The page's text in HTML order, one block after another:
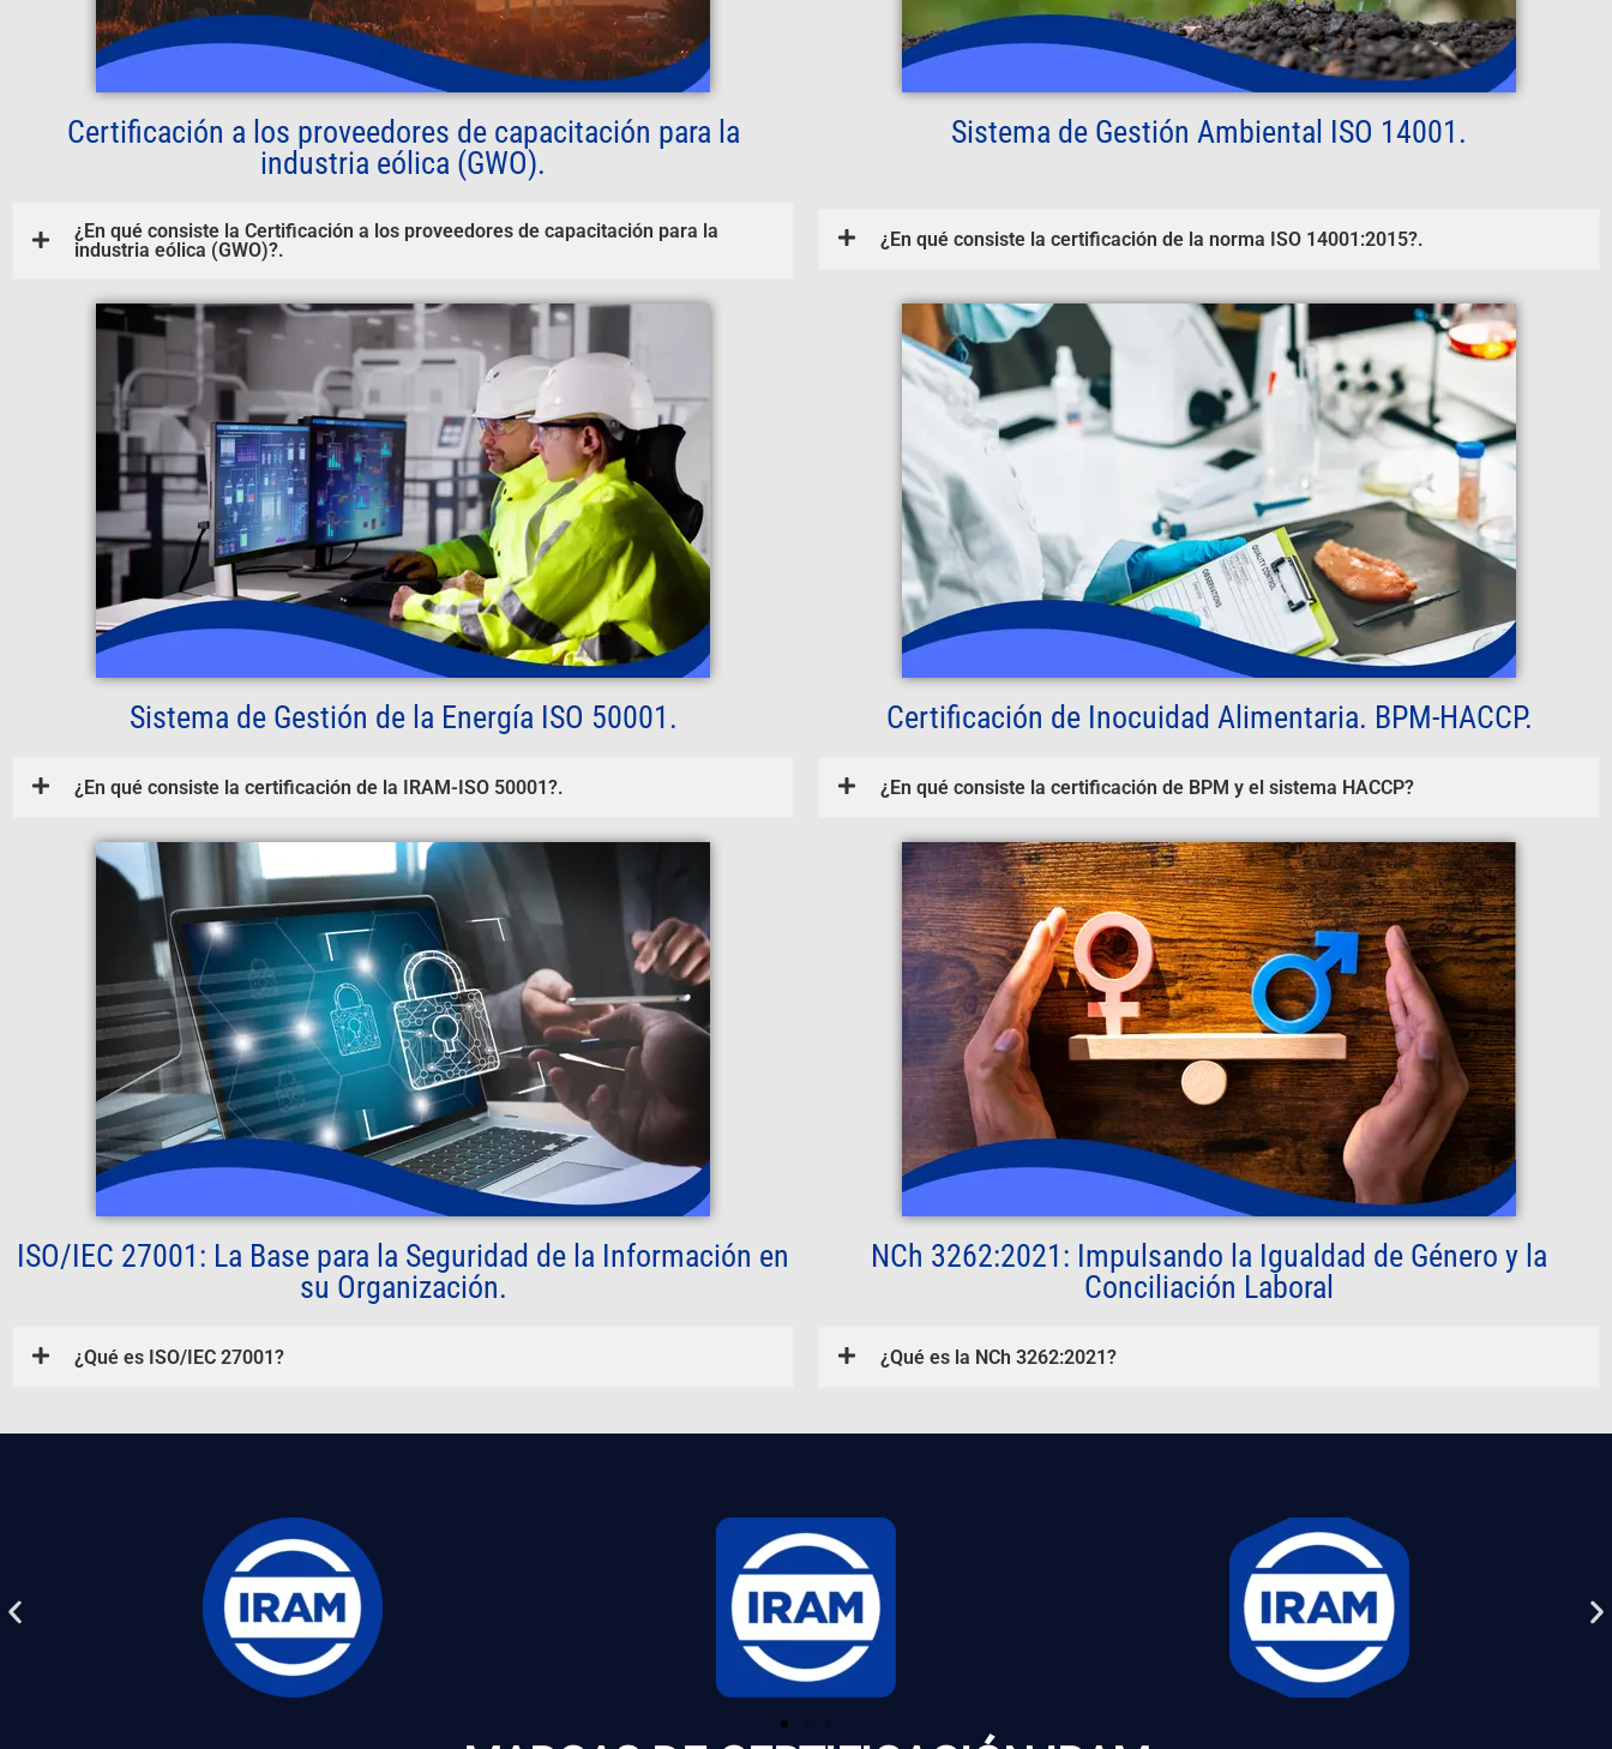
Certificación a los proveedores de capacitación para la
industria eólica (GWO).
¿En qué consiste la Certificación a los proveedores de capacitación para la
industria eólica (GWO)?.
Sistema de Gestión Ambiental ISO 14001.
¿En qué consiste la certificación de la norma ISO 14001:2015?.
Sistema de Gestión de la Energía ISO 50001.
¿En qué consiste la certificación de la IRAM-ISO 50001?.
Certificación de Inocuidad Alimentaria. BPM-HACCP.
¿En qué consiste la certificación de BPM y el sistema HACCP?
ISO/IEC 27001: La Base para la Seguridad de la Información en
su Organización.
¿Qué es ISO/IEC 27001?
NCh 3262:2021: Impulsando la Igualdad de Género y la
Conciliación Laboral
¿Qué es la NCh 3262:2021?